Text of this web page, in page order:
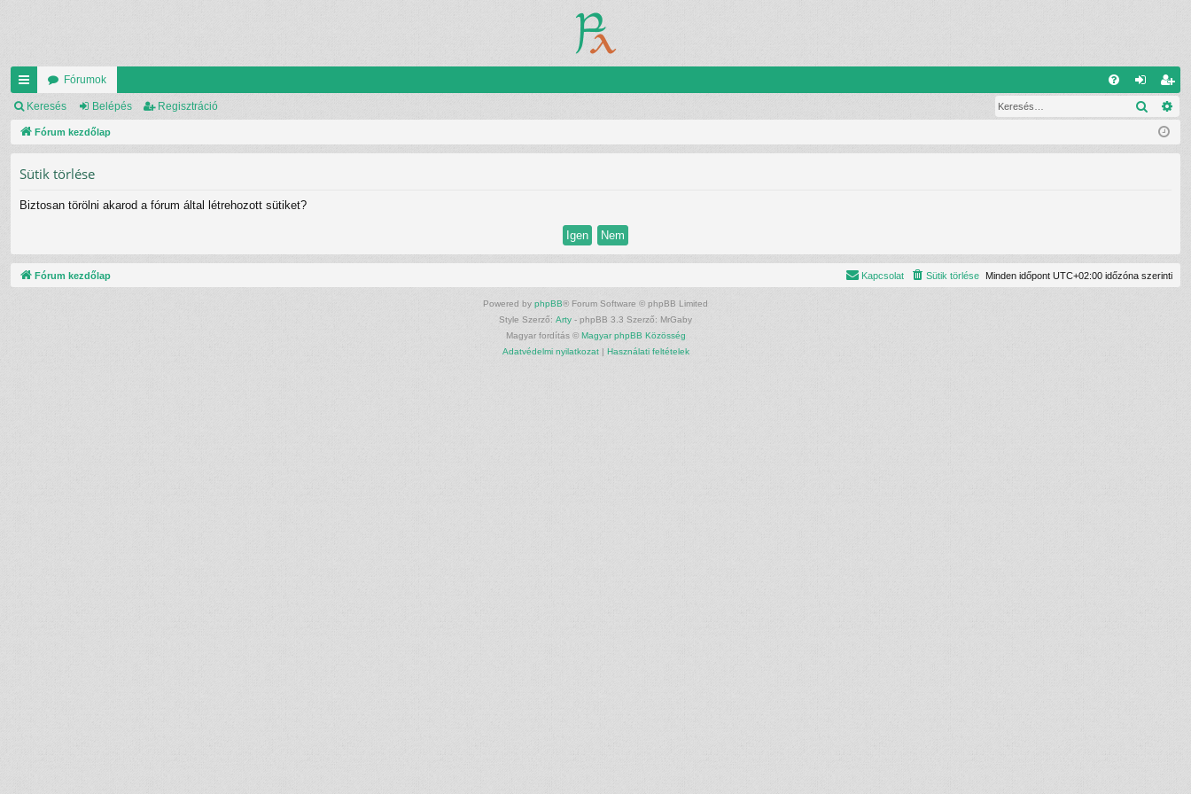
yo
rs
k
Fórumok
el eg
is
Keresés Belépés Regisztráció
Fórum kezdőlap
Sütik törlése
Biztosan törölni akarod a fórum által létrehozott sütiket?
Fórum kezdőlap Minden időpont UTC+02:00 időzóna szerinti
Sütik törlése
Kapcsolat
Powered by phpBB® Forum Software © phpBB Limited
Style Szerző: Arty - phpBB 3.3 Szerző: MrGaby
Magyar fordítás © Magyar phpBB Közösség
Adatvédelmi nyilatkozat| Használati feltételek